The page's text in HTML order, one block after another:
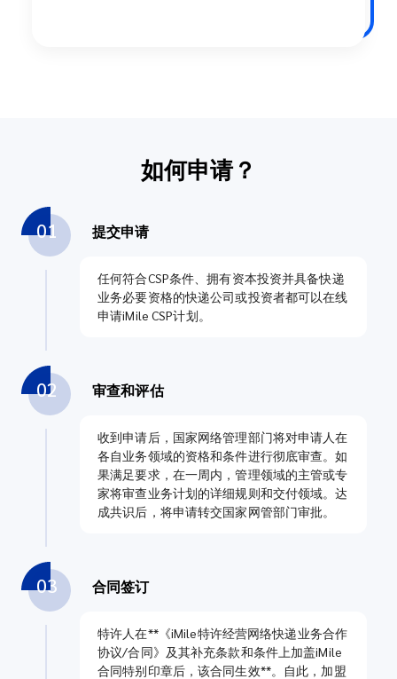
如何申请？
01 提交申请
任何符合CSP条件、拥有资本投资并具备快递
业务必要资格的快递公司或投资者都可以在线
申请iMile CSP计划。
02 审查和评估
收到申请后，国家网络管理部门将对申请人在
各自业务领域的资格和条件进行彻底审查。如
果满足要求，在一周内，管理领域的主管或专
家将审查业务计划的详细规则和交付领域。达
成共识后，将申请转交国家网管部门审批。
03 合同签订
特许人在**《iMile特许经营网络快递业务合作
协议/合同》及其补充条款和条件上加盖iMile
合同特别印章后，该合同生效**。自此，加盟